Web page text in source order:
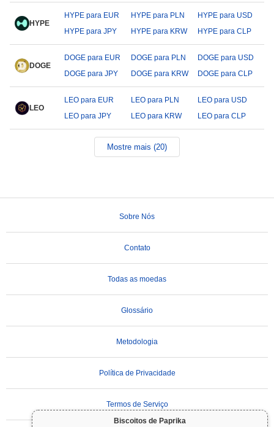
Biscoitos de Paprika
HYPE
HYPE para EUR HYPE para PLN
HYPE para USD
HYPE para JPY
HYPE para KRW HYPE para CLP
DOGE
DOGE para EUR DOGE para PLN
DOGE para USD
DOGE para JPY
DOGE para KRW DOGE para CLP
LEO
LEO para EUR LEO para PLN
LEO para USD
LEO para JPY
LEO para KRW LEO para CLP
Mostre mais (20)
Sobre Nós
Contato
Todas as moedas
Glossário
Metodologia
Política de Privacidade
Termos de Serviço